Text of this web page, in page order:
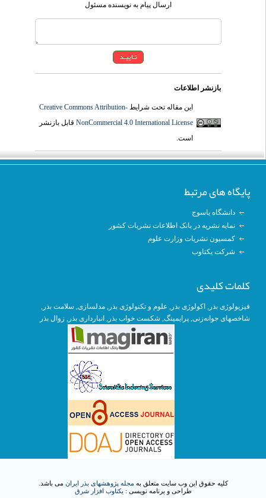
ارسال پیام به نویسنده مسئول
بازنشر اطلاعات
این مقاله تحت شرایطCreative Commons Attribution-
NonCommercial 4.0 International Licenseقابل بازنشر
است.
پایگاه های مرتبط
دانشگاه یاسوج
نمایه نشریه در بانک اطلاعات نشریات کشور
کمسیون نشریات وزارت علوم
شرکت یکتاوب
کلمات کلیدی
فیزیولوژی بذر,اکولوژی بذر,علوم و تکنولوژی بذر,مدلسازی, سلامت بذر,
شاخصهای جوانه‌زنی,پرایمینگ, شکست خواب بذر,انبارداری بذر,زوال بذر
کلیه حقوق این وب سایت متعلق به مجله پژوهشهای بذر ایران می باشد.
طراحی و برنامه نویسی : یکتاوب افزار شرق